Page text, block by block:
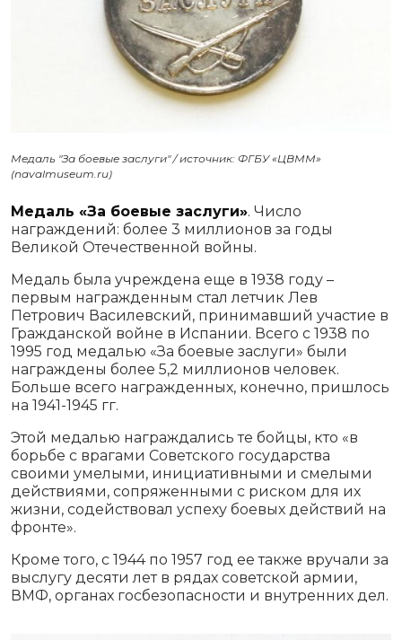
Медаль "За боевые заслуги" / источник: ФГБУ «ЦВММ»
(navalmuseum.ru)
Медаль «За боевые заслуги». Число
награждений: более 3 миллионов за годы
Великой Отечественной войны.
Медаль была учреждена еще в 1938 году –
первым награжденным стал летчик Лев
Петрович Василевский, принимавший участие в
Гражданской войне в Испании. Всего с 1938 по
1995 год медалью «За боевые заслуги» были
награждены более 5,2 миллионов человек.
Больше всего награжденных, конечно, пришлось
на 1941-1945 гг.
Этой медалью награждались те бойцы, кто «в
борьбе с врагами Советского государства
своими умелыми, инициативными и смелыми
действиями, сопряженными с риском для их
жизни, содействовал успеху боевых действий на
фронте».
Кроме того, с 1944 по 1957 год ее также вручали за
выслугу десяти лет в рядах советской армии,
ВМФ, органах госбезопасности и внутренних дел.